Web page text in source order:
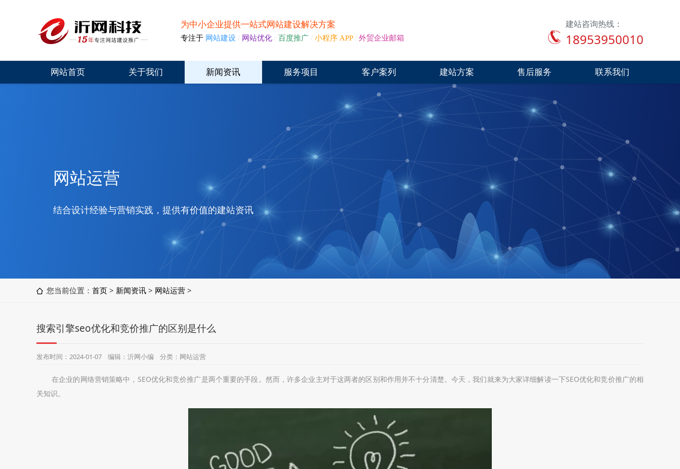
为中小企业提供一站式网站建设解决方案
专注于 网站建设 / 网站优化 / 百度推广 / 小程序 APP/ 外贸企业邮箱
建站咨询热线：
18953950010
网站首页 关于我们 新闻资讯 服务项目 客户案列 建站方案 售后服务 联系我们
网站运营
结合设计经验与营销实践，提供有价值的建站资讯
您当前位置： 首页 > 新闻资讯 > 网站运营 >
搜索引擎seo优化和竞价推广的区别是什么
发布时间：2024-01-07 编辑：沂网小编 分类：网站运营
在企业的网络营销策略中，SEO优化和竞价推广是两个重要的手段。然而，许多企业主对于这两者的区别和作用并不十分清楚。今天，我们就来为大家详细解读一下SEO优化和竞价推广的相
关知识。